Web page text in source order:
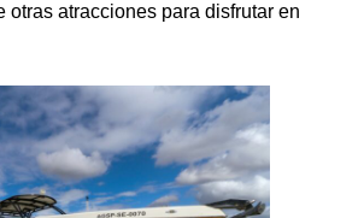
otras atracciones para disfrutar en